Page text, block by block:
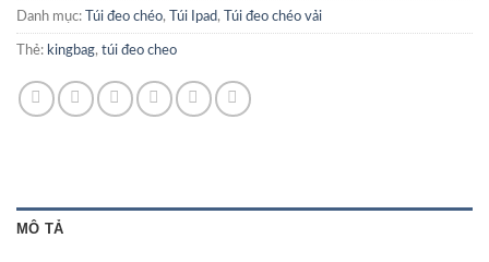
Danh mục: Túi đeo chéo, Túi Ipad, Túi đeo chéo vải
Thẻ: kingbag, túi đeo cheo
MÔ TẢ